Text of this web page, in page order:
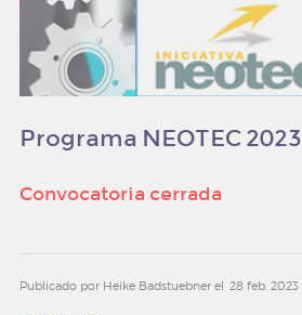
herramientas
creacion de valor
comunicacion
publicaciones
Programa NEOTEC 2023
Convocatoria cerrada
Publicado por Heike Badstuebner el 28 feb. 2023